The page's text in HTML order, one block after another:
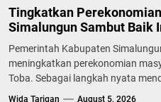
Tingkatkan
Simalungun Sambut Baik
Pemerintah Kabupaten
meningkatkan perekonomian
Toba. Sebagai langkah nyata
Wida Tarigan August 5, 2026